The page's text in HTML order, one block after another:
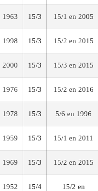
1963 15/3 15/1 en 2005
1998 15/3 15/2 en 2015
2000 15/3 15/3 en 2015
1976 15/3 15/2 en 2016
1978 15/3 5/6 en 1996
1959 15/3 15/1 en 2011
1969 15/3 15/2 en 2015
1952 15/4 15/2 en